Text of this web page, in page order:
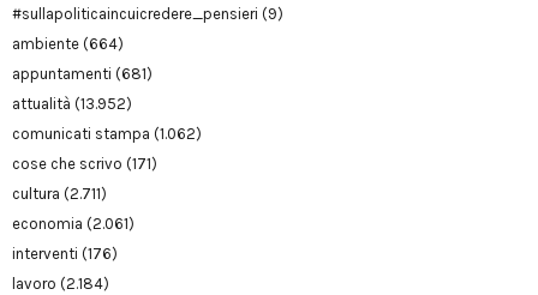
#sullapoliticaincuicredere_pensieri (9)
ambiente (664)
appuntamenti (681)
attualità (13.952)
comunicati stampa (1.062)
cose che scrivo (171)
cultura (2.711)
economia (2.061)
interventi (176)
lavoro (2.184)